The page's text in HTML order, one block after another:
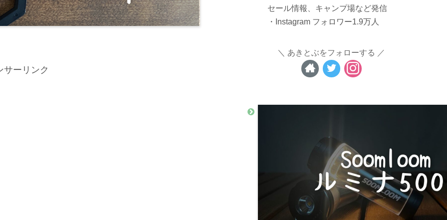
サーリンク
セール情報、キャンプ場など発信
・Instagram フォロワー1.9万人
あきとぶをフォローする